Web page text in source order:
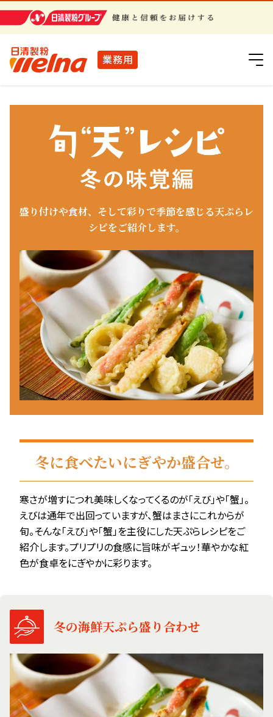
業務用
日清製粉グループ
盛り付けや食材、そして彩りで季節を感じる天ぷらレ
シピをご紹介します。
冬に食べたいにぎやか盛合せ。
寒さが増すにつれ美味しくなってくるのが「えび」や「蟹」。
えびは通年で出回っていますが、蟹はまさにこれからが
旬。そんな「えび」や「蟹」を主役にした天ぷらレシピをご
紹介します。プリプリの食感に旨味がギュッ！華やかな紅
色が食卓をにぎやかに彩ります。
冬の海鮮天ぷら盛り合わせ